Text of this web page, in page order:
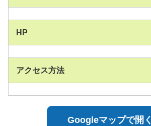
HP
アクセス方法
Googleマップで開く